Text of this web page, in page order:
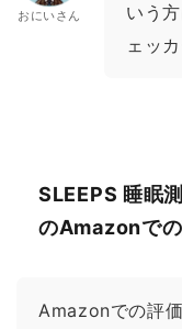
おにいさん
いう
ェッ
SLEEPS 睡眠
のAmazonで
Amazonでの評